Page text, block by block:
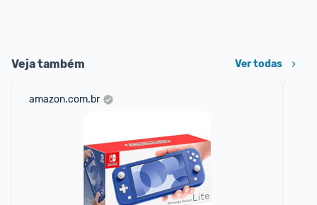
Veja também Ver todas
amazon.com.br